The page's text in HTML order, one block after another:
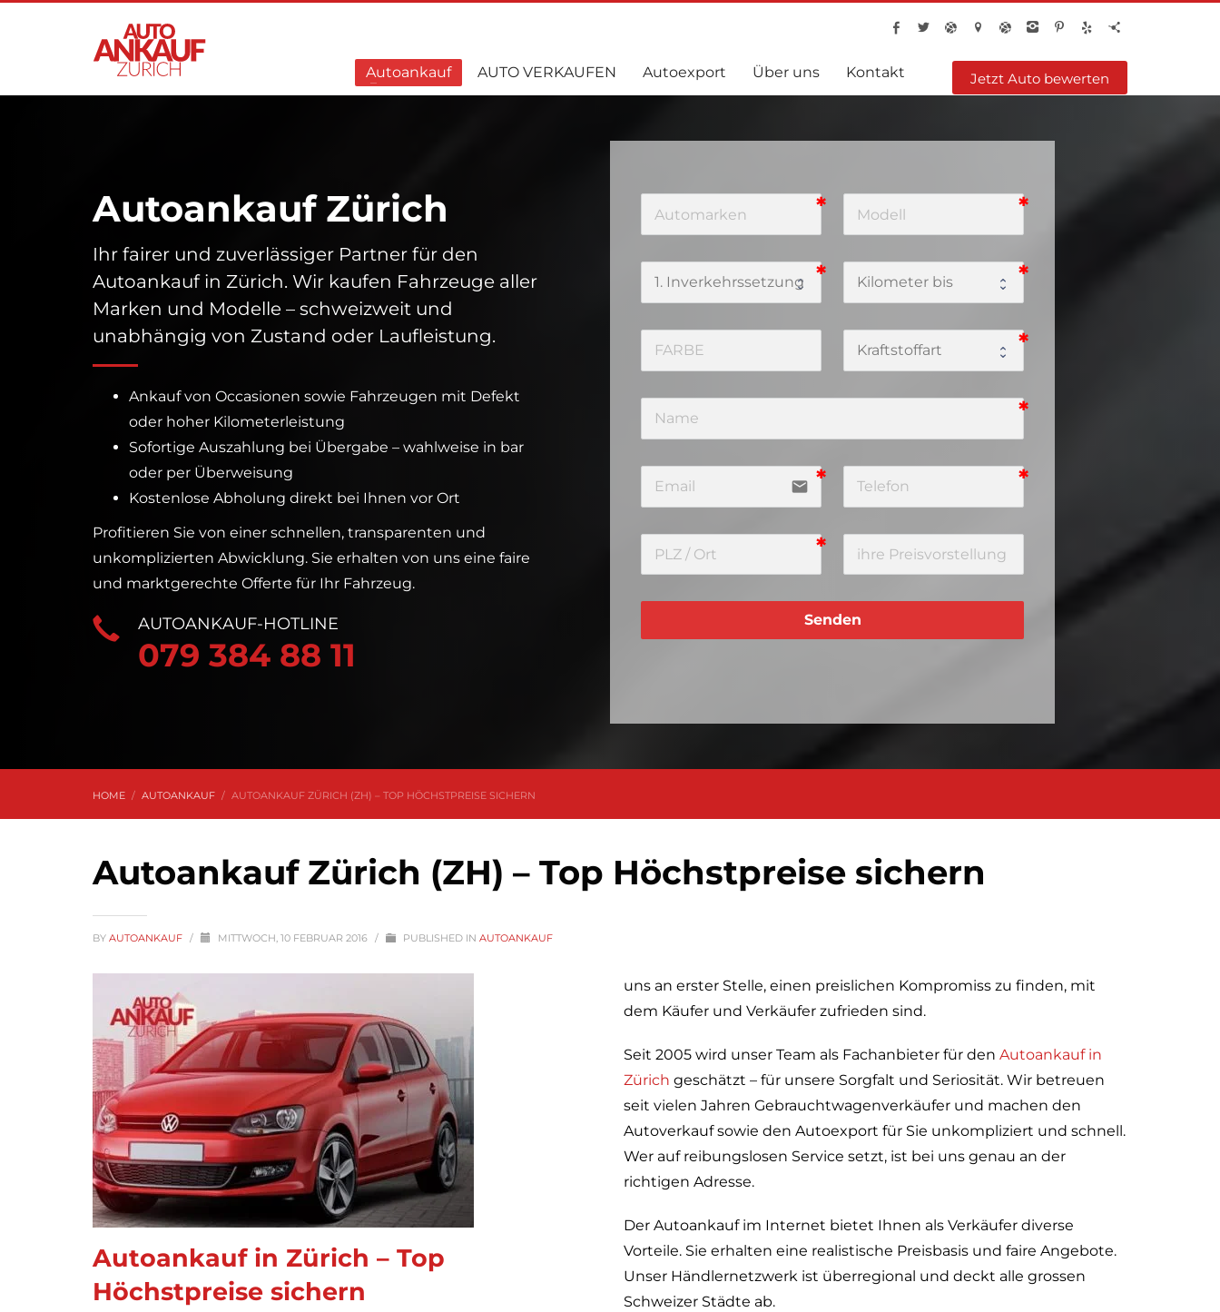
Autoankauf AUTO VERKAUFEN Autoexport Über uns Kontakt Jetzt Auto bewerten
Autoankauf Zürich
Ihr fairer und zuverlässiger Partner für den
Autoankauf in Zürich. Wir kaufen Fahrzeuge aller
Marken und Modelle – schweizweit und
unabhängig von Zustand oder Laufleistung.
Ankauf von Occasionen sowie Fahrzeugen mit Defekt
oder hoher Kilometerleistung
Sofortige Auszahlung bei Übergabe – wahlweise in bar
oder per Überweisung
Kostenlose Abholung direkt bei Ihnen vor Ort
Profitieren Sie von einer schnellen, transparenten und
unkomplizierten Abwicklung. Sie erhalten von uns eine faire
und marktgerechte Offerte für Ihr Fahrzeug.
AUTOANKAUF-HOTLINE
079 384 88 11
email
Senden
HOME AUTOANKAUF AUTOANKAUF ZÜRICH (ZH) – TOP HÖCHSTPREISE SICHERN
Autoankauf Zürich (ZH) – Top Höchstpreise sichern
BY AUTOANKAUF / MITTWOCH, 10 FEBRUAR 2016 / PUBLISHED IN AUTOANKAUF
Autoankauf in Zürich – Top
Höchstpreise sichern
uns an erster Stelle, einen preislichen Kompromiss zu finden, mit
dem Käufer und Verkäufer zufrieden sind.
Seit 2005 wird unser Team als Fachanbieter für den Autoankauf in
Zürich geschätzt – für unsere Sorgfalt und Seriosität. Wir betreuen
seit vielen Jahren Gebrauchtwagenverkäufer und machen den
Autoverkauf sowie den Autoexport für Sie unkompliziert und schnell.
Wer auf reibungslosen Service setzt, ist bei uns genau an der
richtigen Adresse.
Der Autoankauf im Internet bietet Ihnen als Verkäufer diverse
Vorteile. Sie erhalten eine realistische Preisbasis und faire Angebote.
Unser Händlernetzwerk ist überregional und deckt alle grossen
Schweizer Städte ab.